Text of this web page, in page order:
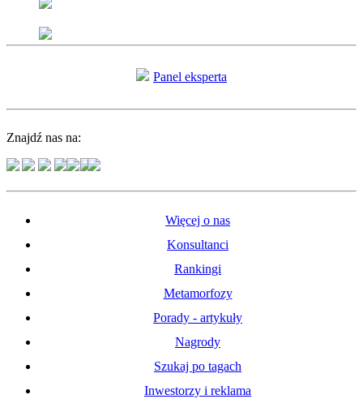
Panel eksperta
Znajdź nas na:
Więcej o nas
Konsultanci
Rankingi
Metamorfozy
Porady - artykuły
Nagrody
Szukaj po tagach
Inwestorzy i reklama